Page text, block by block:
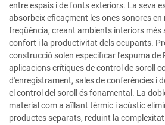
entre espais i de fonts exteriors. La seva
absorbeix eficaçment les ones sonores
freqüència, creant ambients interiors més
confort i la productivitat dels ocupants.
construcció solen especificar l'espuma de
aplicacions crítiques de control de soroll
d'enregistrament, sales de conferències i
el control del soroll és fonamental. La
material com a aïllant tèrmic i acústic
productes separats, reduint la